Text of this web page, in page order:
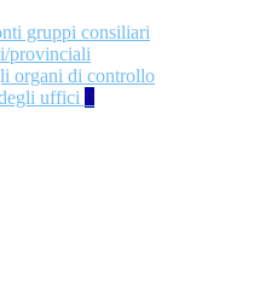
gruppi consiliari
provinciali
organi di controllo
uffici 9